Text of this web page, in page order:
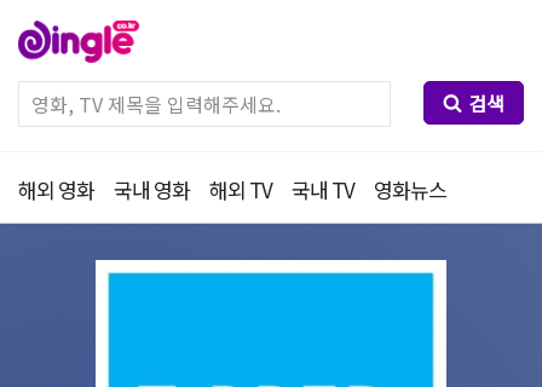
검색
해외 영화 국내 영화 해외 TV 국내 TV 영화뉴스